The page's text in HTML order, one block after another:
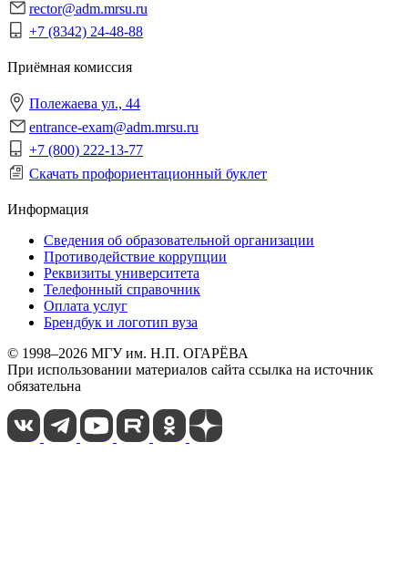
rector@adm.mrsu.ru
+7 (8342) 24-48-88
Приёмная комиссия
Полежаева ул., 44
entrance-exam@adm.mrsu.ru
+7 (800) 222-13-77
Скачать профориентационный буклет
Информация
Сведения об образовательной организации
Противодействие коррупции
Реквизиты университета
Телефонный справочник
Оплата услуг
Брендбук и логотип вуза
© 1998–2026 МГУ им. Н.П. ОГАРЁВА
При использовании материалов сайта ссылка на источник
обязательна